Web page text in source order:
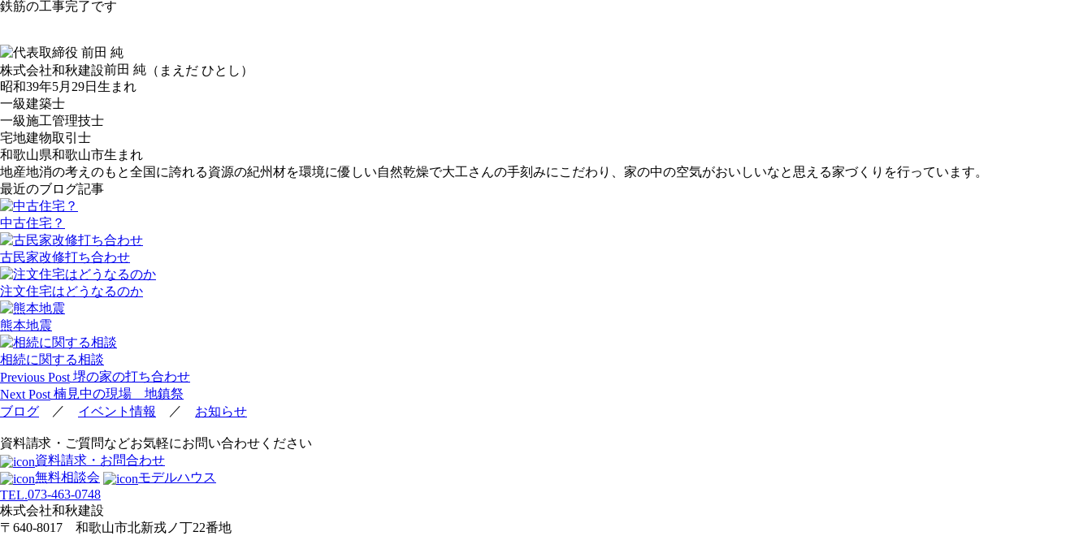
鉄筋の工事完了です
株式会社和秋建設前田 純 （まえだ ひとし）
昭和39年5月29日生まれ
一級建築士
一級施工管理技士
宅地建物取引士
和歌山県和歌山市生まれ
地産地消の考えのもと全国に誇れる資源の紀州材を環境に優しい自然乾燥で大工さんの手刻みにこだわり、家の中の空気がおいしいなと思える家づくりを行っています。
最近のブログ記事
中古住宅？
古民家改修打ち合わせ
注文住宅はどうなるのか
熊本地震
相続に関する相談
投
稿
ナ
ゲ
ー
シ
ョ
ン
Previous Post 堺の家の打ち合わせ
Next Post 楠見中の現場 地鎮祭
ブログ ／ イベント情報 ／ お知らせ
資料請求・ご質問などお気軽にお問い合わせください
資料請求・お問合わせ
無料相談会
モデルハウス
TEL.073-463-0748
株式会社和秋建設
〒640-8017 和歌山市北新戎ノ丁22番地